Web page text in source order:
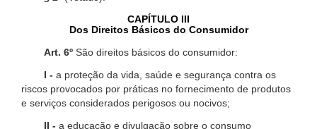
CAPÍTULO III
Dos Direitos Básicos do Consumidor
Art. 6º São direitos básicos do consumidor:
I - a proteção da vida, saúde e segurança contra os
riscos provocados por práticas no fornecimento de produtos
e serviços considerados perigosos ou nocivos;
II - a educação e divulgação sobre o consumo